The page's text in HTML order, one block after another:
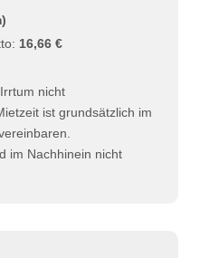
16,66 €
nicht
ist grundsätzlich im
im Nachhinein nicht